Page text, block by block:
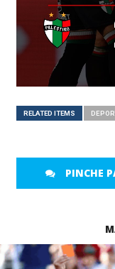
RELATED ITEMS
PINCHE